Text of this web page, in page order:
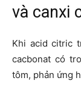
và canxi
Khi acid citric
cacbonat có
tôm, phản ứng